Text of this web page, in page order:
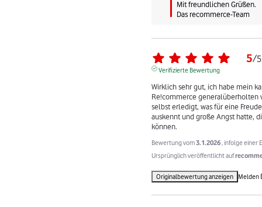
Mit freundlichen Grüßen.
Das recommerce-Team
5/5
Verifizierte Bewertung
Wirklich sehr gut, ich habe mein
Re!commerce generalüberholten
selbst erledigt, was für eine
auskennt und große Angst hatte,
können.
Bewertung vom3.1.2026 , infolge einer
Ursprünglich veröffentlicht auf
Originalbewertung anzeigen Melden